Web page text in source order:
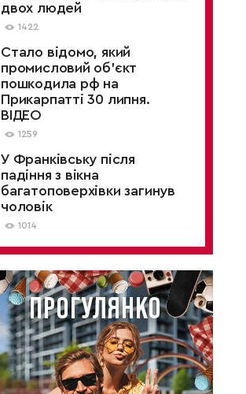
двох людей
1422
Стало відомо, який
промисловий об’єкт
пошкодила рф на
Прикарпатті 30 липня.
ВІДЕО
1259
У Франківську після
падіння з вікна
багатоповерхівки загинув
чоловік
1014